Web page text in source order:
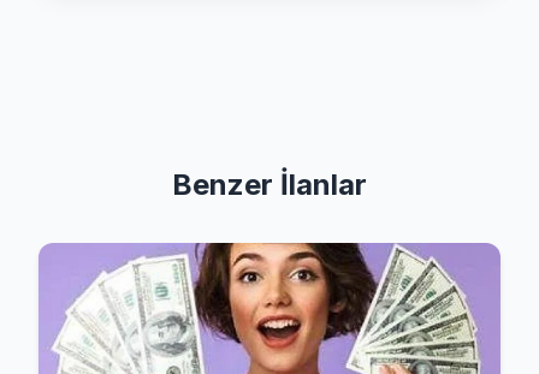
Benzer İlanlar